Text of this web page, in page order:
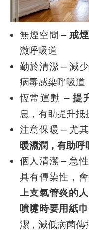
無煙空間 –戒
激呼吸道
勤於清潔 – 減
病毒感染呼吸道
恆常運動 – 提
息，有助提升抵
注意保暖 – 尤
暖濕潤，有助呼
個人清潔 – 急
具有傳染性，
上支氣管炎的
噴嚏時要用紙
潔，減低病菌傳